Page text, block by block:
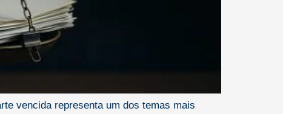
vencida representa um dos temas mais